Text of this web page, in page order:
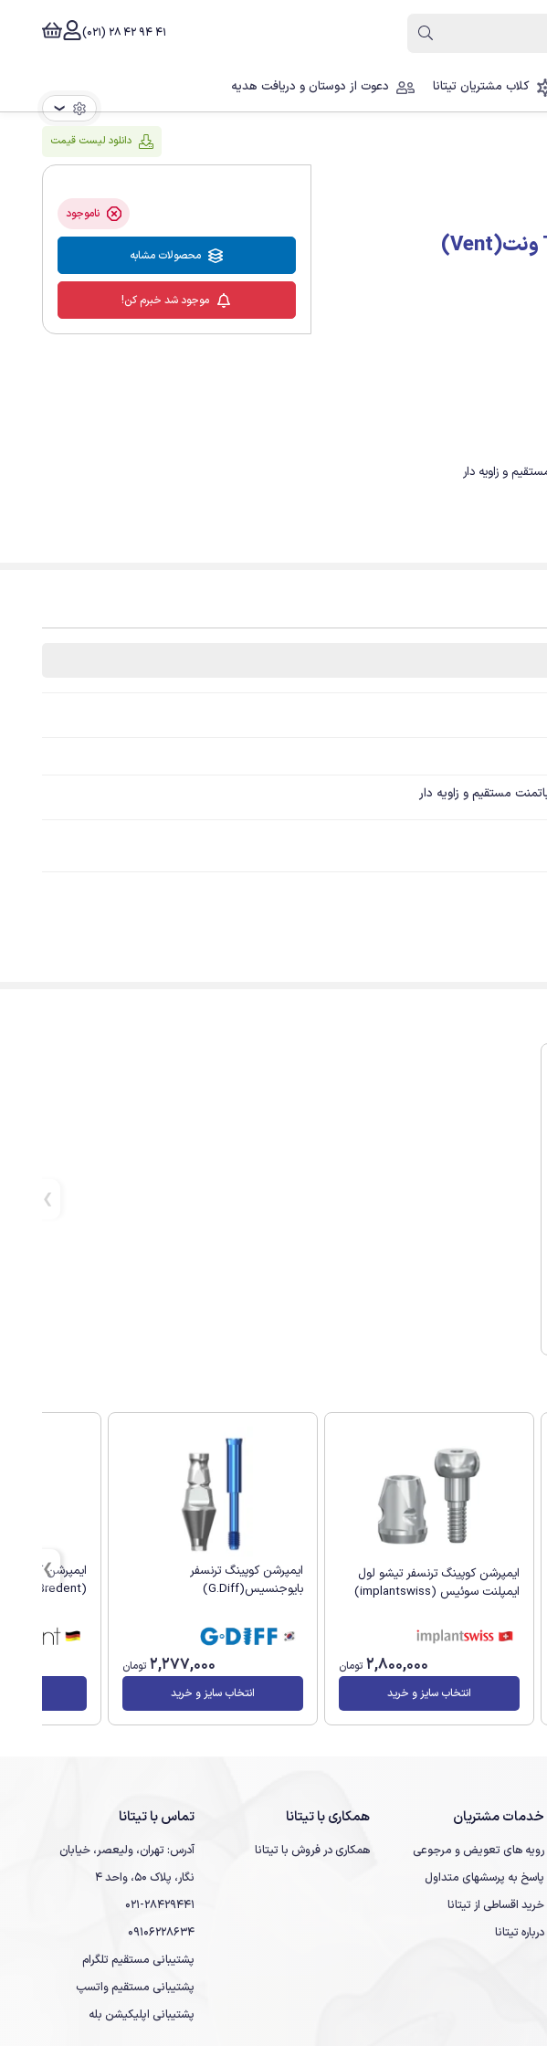
41 94 42 28 (021)
کلاب مشتریان تیتانا دعوت از دوستان و دریافت هدیه
❯
دانلود لیست قیمت
و زاویه دار
ناموجود
محصولات مشابه
موجود شد خبرم کن!
مستقیم و زاویه دار
ایمپرشن کوپینگ ترنسفر تیشو لول
ایمپلنت سوئیس (implantswiss)
2,800,000 تومان
انتخاب سایز و خرید
ایمپرشن کوپینگ ترنسفر
بایوجنسیس(G.Diff)
2,277,000 تومان
انتخاب سایز و خرید
ایمپرشن کوپینگ
(Bredent)
خدمات مشتریان
رویه های تعویض و مرجوعی
پاسخ به پرسشهای متداول
خرید اقساطی از تیتانا
درباره تیتانا
همکاری با تیتانا
همکاری در فروش با تیتانا
تماس با تیتانا
آدرس: تهران، ولیعصر، خیابان
نگار، پلاک 50، واحد 4
021-28429441
09106228634
پشتیبانی مستقیم تلگرام
پشتیبانی مستقیم واتسپ
پشتیبانی اپلیکیشن بله